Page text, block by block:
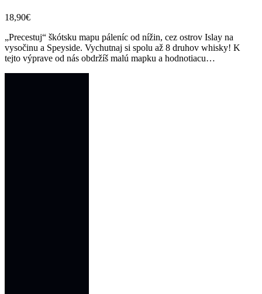
18,90€
„Precestuj“ škótsku mapu páleníc od nížin, cez ostrov Islay na
vysočinu a Speyside. Vychutnaj si spolu až 8 druhov whisky! K
tejto výprave od nás obdržíš malú mapku a hodnotiacu…